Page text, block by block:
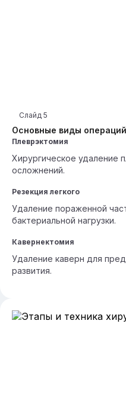
Основные виды
Слайд 5
Плеврэктомия
Хирургическое удаление
осложнений.
Резекция легкого
Удаление пораженной
бактериальной нагрузки.
Кавернектомия
Удаление каверн для
развития.